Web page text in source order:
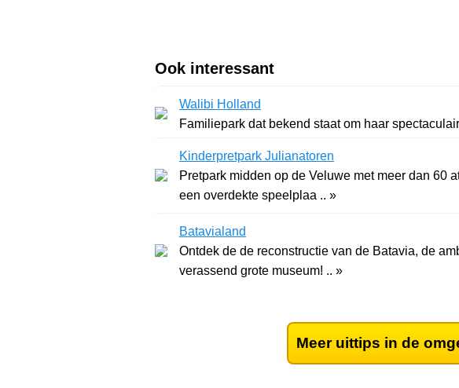
Ook interessant
Walibi Holland
Familiepark dat bekend staat om haar
Kinderpretpark Julianatoren
Pretpark midden op de Veluwe met meer dan 60
een overdekte speelplaa .. »
Batavialand
Ontdek de de reconstructie van de Batavia, de
verassend grote museum! .. »
Meer uittips in de